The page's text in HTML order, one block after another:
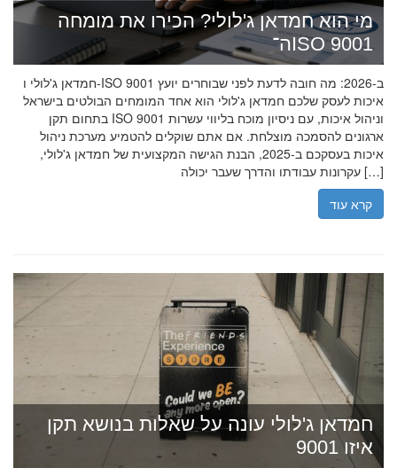
מי הוא חמדאן ג'לולי? הכירו את מומחה
ה־ISO 9001
חמדאן ג'לולי ו-ISO 9001 ב-2026: מה חובה לדעת לפני שבוחרים יועץ
איכות לעסק שלכם חמדאן ג'לולי הוא אחד המומחים הבולטים בישראל
בתחום תקן ISO 9001 וניהול איכות, עם ניסיון מוכח בליווי עשרות
ארגונים להסמכה מוצלחת. אם אתם שוקלים להטמיע מערכת ניהול
איכות בעסקכם ב-2025, הבנת הגישה המקצועית של חמדאן ג'לולי,
עקרונות עבודתו והדרך שעבר יכולה […]
קרא עוד
חמדאן ג'לולי עונה על שאלות בנושא תקן
איזו 9001